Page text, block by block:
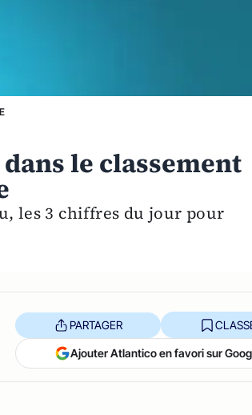
le classement
les 3 chiffres du jour pour
PARTAGER
Ajouter Atlantico en favori sur